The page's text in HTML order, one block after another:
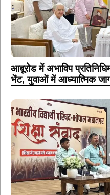
आबूरोड में अभाविप
भेंट, युवाओं में आध्यात्मिक